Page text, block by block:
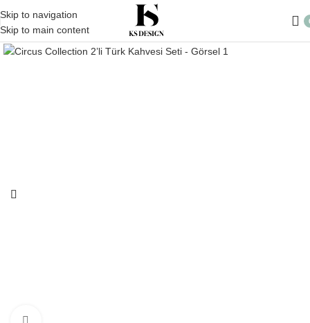
Skip to navigation
Skip to main content